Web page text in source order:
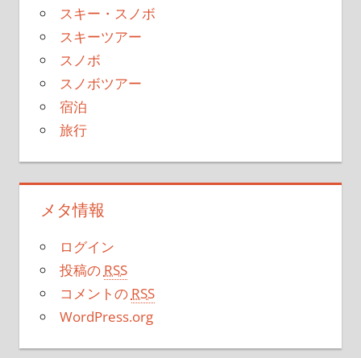
スキー・スノボ
スキーツアー
スノボ
スノボツアー
宿泊
旅行
メタ情報
ログイン
投稿の RSS
コメントの RSS
WordPress.org